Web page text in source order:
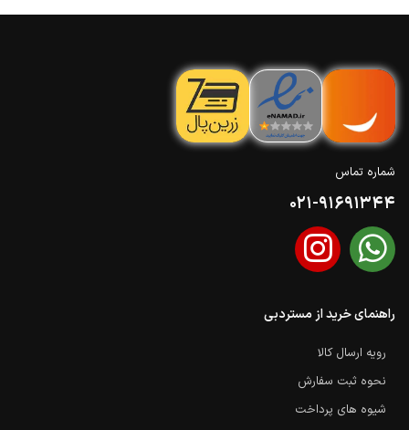
شماره تماس
021-91691344
راهنمای خرید از مستردبی
رویه ارسال کالا
نحوه ثبت سفارش
شیوه های پرداخت